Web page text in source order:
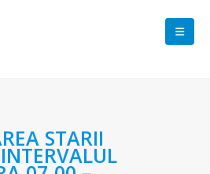
STARII